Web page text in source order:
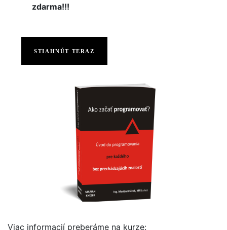
zdarma!!!
STIAHNÚT TERAZ
Viac informacií preberáme na kurze: